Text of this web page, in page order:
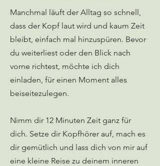
Manchmal läuft der Alltag so schnell,
dass der Kopf laut wird und kaum Zeit
bleibt, einfach mal hinzuspüren. Bevor
du weiterliest oder den Blick nach
vorne richtest, möchte ich dich
einladen, für einen Moment alles
beiseitezulegen.
Nimm dir 12 Minuten Zeit ganz für
dich. Setze dir Kopfhörer auf, mach es
dir gemütlich und lass dich von mir auf
eine kleine Reise zu deinem inneren